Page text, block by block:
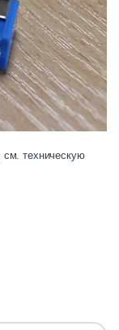
см. техническую